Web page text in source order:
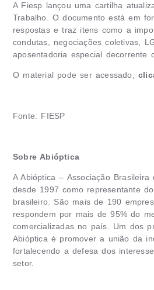
A Fiesp lançou uma cartilha
Trabalho. O documento está em
respostas e traz itens como a
condutas, negociações coletivas,
aposentadoria especial decorrente
O material pode ser acessado,
Fonte: FIESP
Sobre Abióptica
A Abióptica – Associação
desde 1997 como representante
brasileiro. São mais de 190
respondem por mais de 95% do
comercializadas no país. Um dos
Abióptica é promover a união da
fortalecendo a defesa dos
setor.